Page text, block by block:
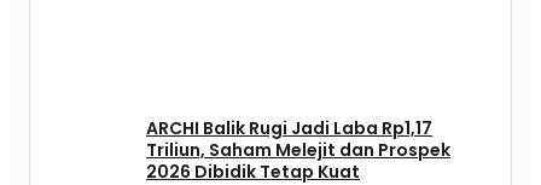
ARCHI Balik Rugi Jadi Laba Rp1,17
Triliun, Saham Melejit dan Prospek
2026 Dibidik Tetap Kuat